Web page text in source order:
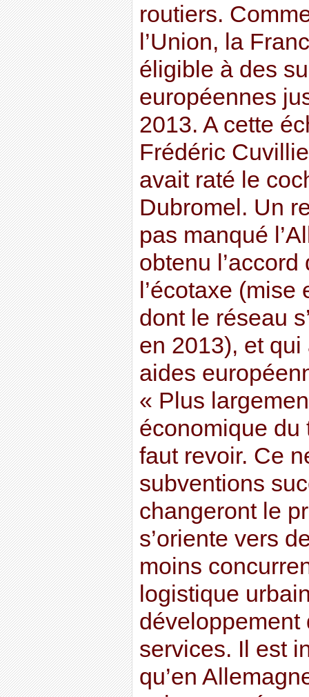
routiers.
l’Union, la
éligible à des
européennes
2013. A cette
Frédéric
avait raté le
Dubromel. Un
pas manqué
obtenu
l’écotaxe
dont le réseau
en 2013), et
aides
« Plus
économique du
faut revoir. Ce
subventions
changeront le
s’oriente vers
moins
logistique
développement
services. Il est
qu’en